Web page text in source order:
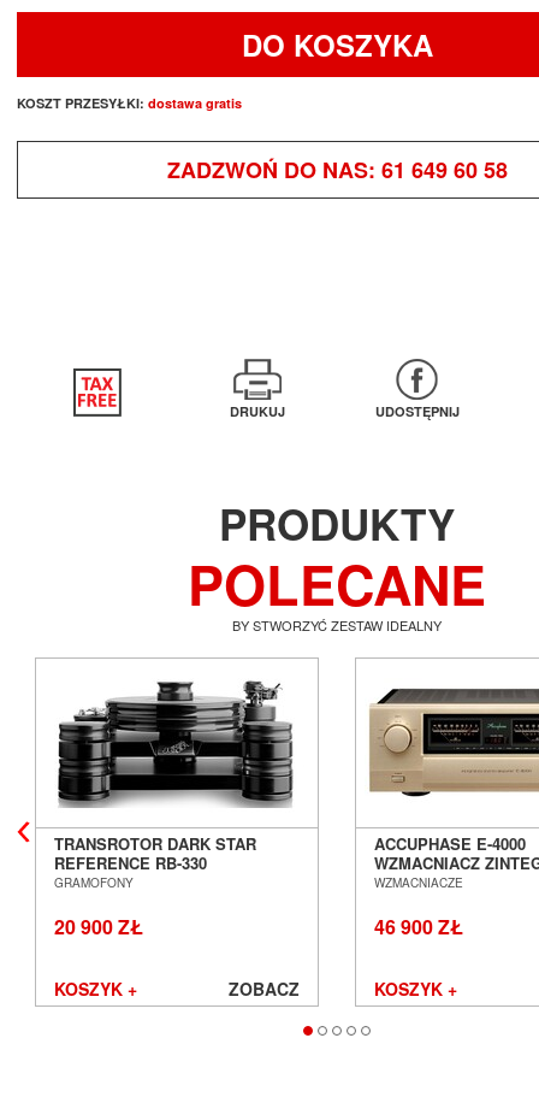
DO KOSZYKA
KOSZT PRZESYŁKI: dostawa gratis
ZADZWOŃ DO NAS: 61 649 60 58
DRUKUJ UDOSTĘPNIJ
PRODUKTY
POLECANE
BY STWORZYĆ ZESTAW IDEALNY
TRANSROTOR DARK STAR
REFERENCE RB-330
GRAMOFON ANALOGOWY
GRAMOFONY
20 900 ZŁ
KOSZYK + ZOBACZ
ACCUPHASE E-4000
WZMACNIACZ
SALON POZNAŃ
WZMACNIACZE
46 900 ZŁ
KOSZYK +